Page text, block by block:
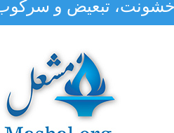
خشونت، تبعیض و